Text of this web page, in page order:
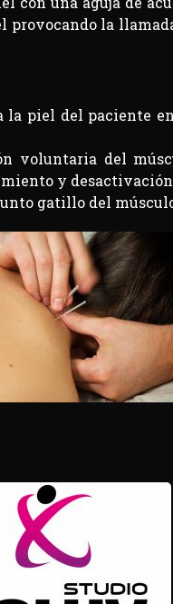
la
piel del paciente
voluntaria del
y
gatillo del